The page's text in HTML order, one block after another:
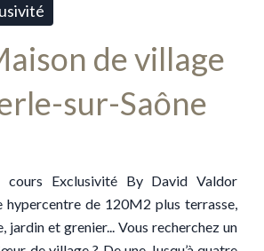
de village
sur-Saône
Exclusivité By David Valdor
hypercentre de 120M2 plus terrasse,
jardin et grenier... Vous recherchez un